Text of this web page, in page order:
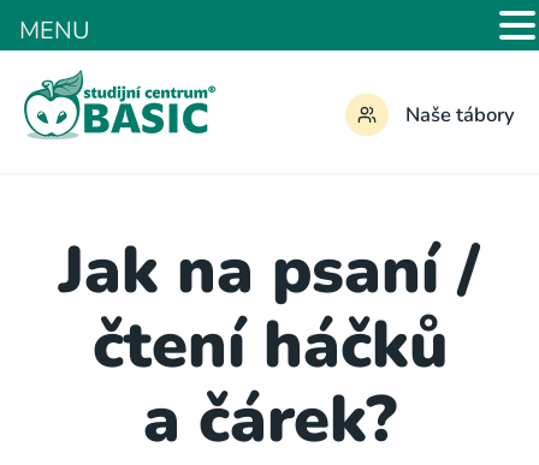
Naše tábory
Jak na psaní /
čtení háčků
a čárek?
MENU